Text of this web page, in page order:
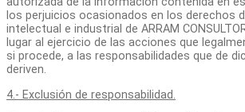
los perjuicios ocasionados en los derechos
intelectual e industrial de ARRAM
lugar al ejercicio de las acciones que
si procede, a las responsabilidades que de
deriven.
4.- Exclusión de responsabilidad.